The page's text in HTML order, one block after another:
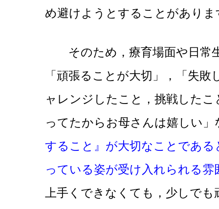
め避けようとすることがありま
そのため，療育場面や日常
「頑張ることが大切」，「失
ャレンジしたこと，挑戦した
ってたからお母さんは嬉しい」
すること』が大切なことであ
っている姿が受け入れられる
上手くできなくても，少しで